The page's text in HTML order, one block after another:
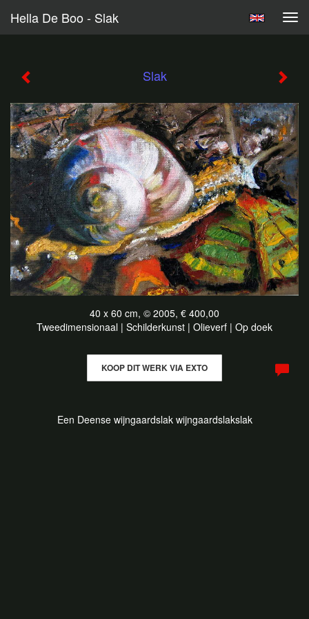
Hella De Boo - Slak
Slak
40 x 60 cm, © 2005, € 400,00
Tweedimensionaal | Schilderkunst | Olieverf | Op doek
KOOP DIT WERK VIA EXTO
Een Deense wijngaardslak wijngaardslakslak